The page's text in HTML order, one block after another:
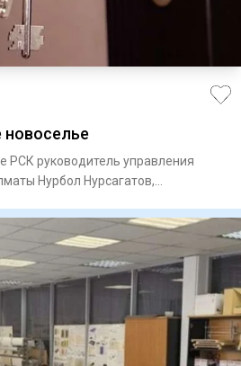
РСК руководитель управления
Нурбол Нурсагатов,